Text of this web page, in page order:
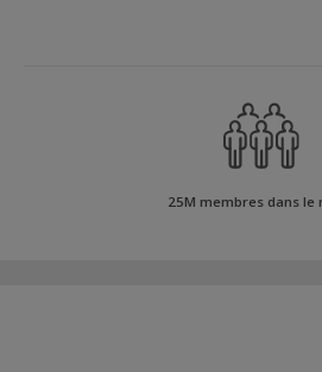
25M membres dans le